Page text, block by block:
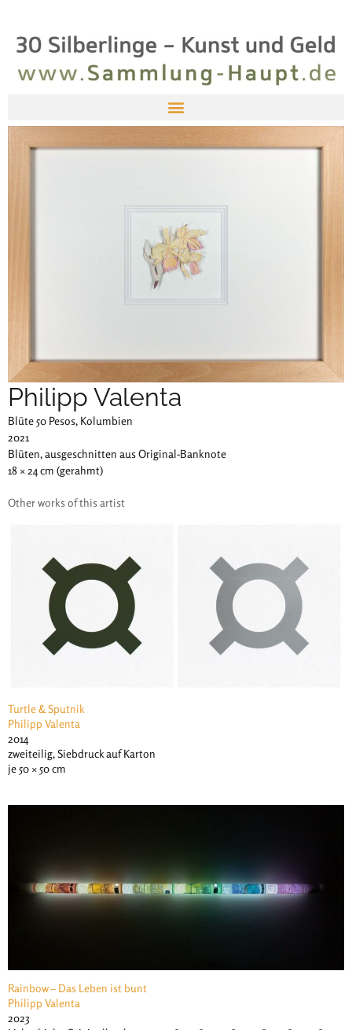
Philipp Valenta
Blüte 50 Pesos, Kolumbien
2021
Blüten, ausgeschnitten aus Original-Banknote
18 × 24 cm (gerahmt)
Other works of this artist
Turtle & Sputnik
Philipp Valenta
2014
zweiteilig, Siebdruck auf Karton
je 50 × 50 cm
Rainbow – Das Leben ist bunt
Philipp Valenta
2023